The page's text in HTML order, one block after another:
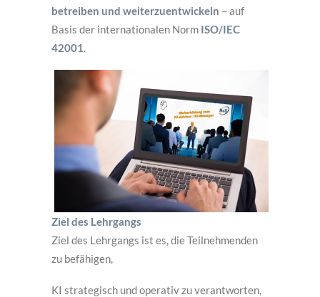
betreiben und weiterzuentwickeln – auf
Basis der internationalen Norm ISO/IEC
42001.
Ziel des Lehrgangs
Ziel des Lehrgangs ist es, die Teilnehmenden
zu befähigen,
KI strategisch und operativ zu verantworten,